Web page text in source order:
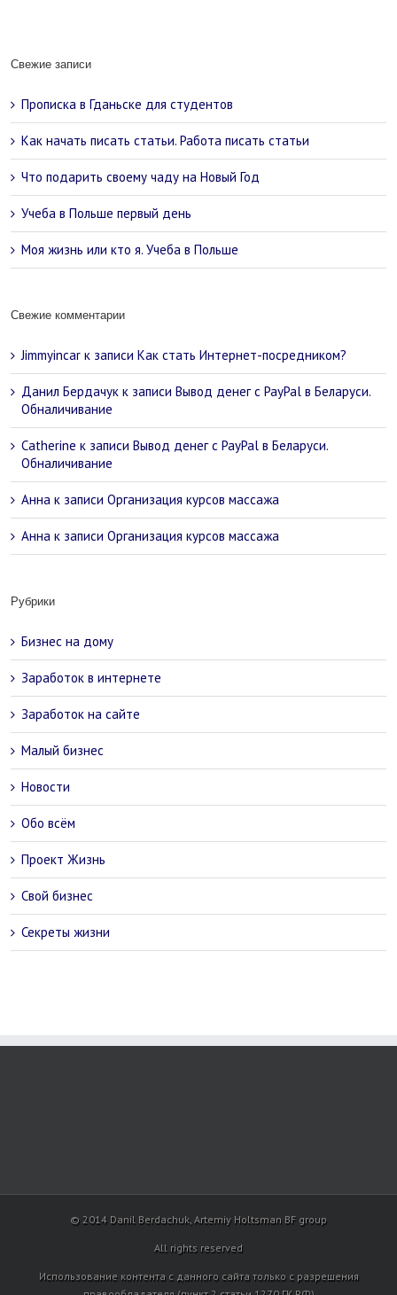
Свежие записи
Прописка в Гданьске для студентов
Как начать писать статьи. Работа писать статьи
Что подарить своему чаду на Новый Год
Учеба в Польше первый день
Моя жизнь или кто я. Учеба в Польше
Свежие комментарии
Jimmyincar к записи Как стать Интернет-посредником?
Данил Бердачук к записи Вывод денег с PayPal в Беларуси.
Обналичивание
Catherine к записи Вывод денег с PayPal в Беларуси.
Обналичивание
Анна к записи Организация курсов массажа
Анна к записи Организация курсов массажа
Рубрики
Бизнес на дому
Заработок в интернете
Заработок на сайте
Малый бизнес
Новости
Обо всём
Проект Жизнь
Свой бизнес
Секреты жизни
© 2014 Danil Berdachuk, Artemiy Holtsman BF group
All rights reserved
Использование контента с данного сайта только с разрешения